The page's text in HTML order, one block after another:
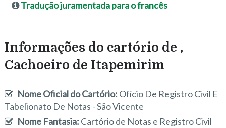
Tradução juramentada para o francês
Informações do cartório de ,
Cachoeiro de Itapemirim
Nome Oficial do Cartório: Ofício De Registro Civil E
Tabelionato De Notas - São Vicente
Nome Fantasia: Cartório de Notas e Registro Civil